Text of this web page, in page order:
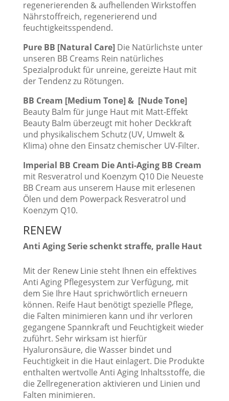
regenerierenden & aufhellenden Wirkstoffen
Nährstoffreich, regenerierend und
feuchtigkeitsspendend.
Pure BB [Natural Care]Die Natürlichste unter
unseren BB Creams Rein natürliches
Spezialprodukt für unreine, gereizte Haut mit
der Tendenz zu Rötungen.
BB Cream [Medium Tone] & [Nude Tone]
Beauty Balm für junge Haut mit Matt-Effekt
Beauty Balm überzeugt mit hoher Deckkraft
und physikalischem Schutz (UV, Umwelt &
Klima) ohne den Einsatz chemischer UV-Filter.
Imperial BB Cream Die Anti-Aging BB Cream
mit Resveratrol und Koenzym Q10 Die Neueste
BB Cream aus unserem Hause mit erlesenen
Ölen und dem Powerpack Resveratrol und
Koenzym Q10.
RENEW
Anti Aging Serie schenkt straffe, pralle Haut
Mit der Renew Linie steht Ihnen ein effektives
Anti Aging Pflegesystem zur Verfügung, mit
dem Sie Ihre Haut sprichwörtlich erneuern
können. Reife Haut benötigt spezielle Pflege,
die Falten minimieren kann und ihr verloren
gegangene Spannkraft und Feuchtigkeit wieder
zuführt. Sehr wirksam ist hierfür
Hyaluronsäure, die Wasser bindet und
Feuchtigkeit in die Haut einlagert. Die Produkte
enthalten wertvolle Anti Aging Inhaltsstoffe, die
die Zellregeneration aktivieren und Linien und
Falten minimieren.